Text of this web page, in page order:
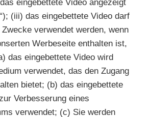
eingebettete Video angezeigt
(iii) das eingebettete Video darf
verwendet werden, wenn
Werbeseite enthalten ist,
das eingebettete Video wird
verwendet, das den Zugang
bietet; (b) das eingebettete
Verbesserung eines
verwendet; (c) Sie werden